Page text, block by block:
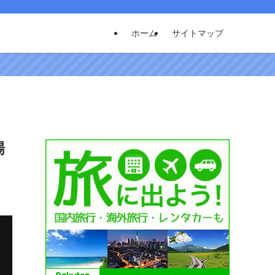
ホーム サイトマップ